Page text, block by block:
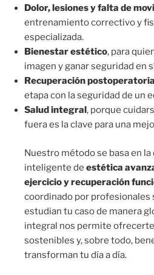
Dolor, lesiones y falta de
entrenamiento correctivo y
especializada.
Bienestar estético, para
imagen y ganar seguridad en
Recuperación postoperatoria
etapa con la seguridad de un
Salud integral , porque
fuera es la clave para una
Nuestro método se basa en
inteligente de estética
ejercicio y recuperación
coordinado por profesionales
estudian tu caso de manera
integral nos permite
sostenibles y, sobre todo,
transforman tu día a día.